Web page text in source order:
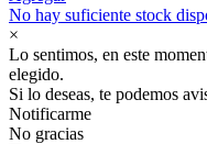
No hay suficiente stock
×
Lo sentimos, en este
elegido.
Si lo deseas, te podemos
Notificarme
No gracias